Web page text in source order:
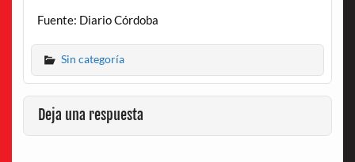
Fuente: Diario Córdoba
Sin categoría
Deja una respuesta